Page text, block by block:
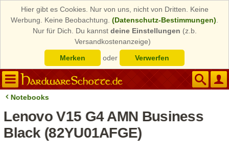
Hier gibt es Cookies. Nur von uns, nicht von Dritten. Keine
Werbung. Keine Beobachtung. (Datenschutz-Bestimmungen)
Nur für Dich. Du kannst deine Einstellungen (z.b.
Versandkostenanzeige)
Merken
oder Verwerfen
Notebooks
Lenovo V15 G4 AMN Business
Black (82YU01AFGE)